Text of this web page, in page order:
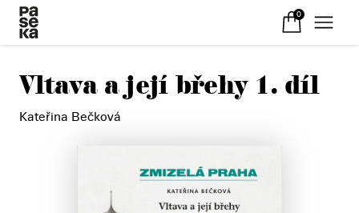
0
Vltava a její břehy 1. díl
Kateřina Bečková